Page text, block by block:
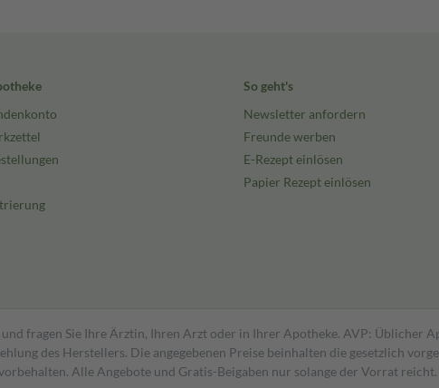
So geht's
Newsletter anfordern
Freunde werben
E-Rezept einlösen
Papier Rezept einlösen
fragen Sie Ihre Ärztin, Ihren Arzt oder in Ihrer Apotheke. AVP: Üblicher
des Herstellers. Die angegebenen Preise beinhalten die gesetzlich
Alle Angebote und Gratis-Beigaben nur solange der Vorrat reicht.